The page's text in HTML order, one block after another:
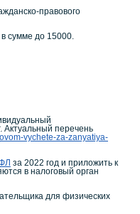
правового
сумме до 15000.
Актуальный перечень
vychete-za-zanyatiya-
за 2022 год и приложить к
в налоговый орган
для физических